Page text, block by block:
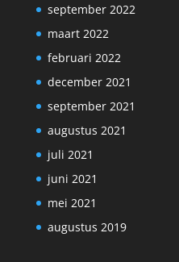
september 2022
maart 2022
februari 2022
december 2021
september 2021
augustus 2021
juli 2021
juni 2021
mei 2021
augustus 2019